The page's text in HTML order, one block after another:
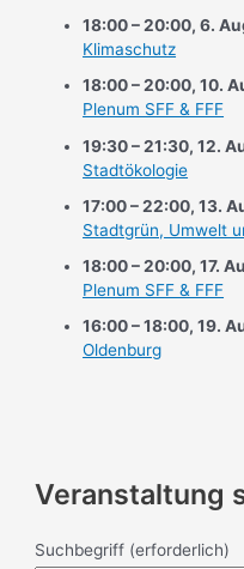
18:00–20:00,6.
Klimaschutz
18:00–20:00,10.
Plenum SFF & FFF
19:30–21:30,12.
Stadtökologie
17:00–22:00,13.
Stadtgrün, Umwelt
18:00–20:00,17.
Plenum SFF & FFF
16:00–18:00,19.
Oldenburg
Veranstaltung
Suchbegriff (erforderlich)